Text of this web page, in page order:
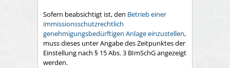
Sofern beabsichtigt ist, den Betrieb einer
immissionsschutzrechtlich
genehmigungsbedürftigen Anlage einzustellen,
muss dieses unter Angabe des Zeitpunktes der
Einstellung nach § 15 Abs. 3 BImSchG angezeigt
werden.